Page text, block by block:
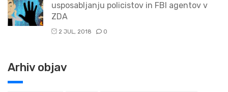
usposabljanju policistov in FBI agentov v
ZDA
2 JUL, 2018 0
Arhiv objav